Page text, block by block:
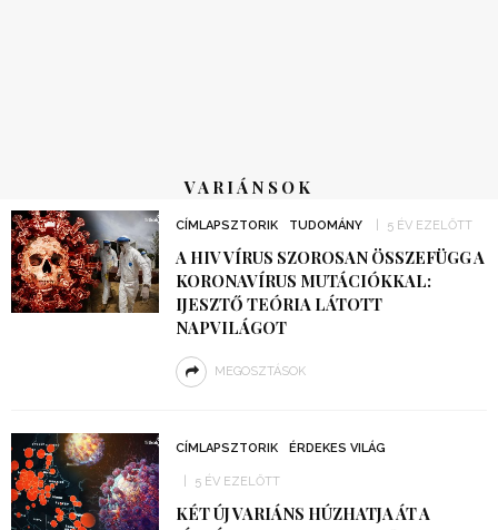
VARIÁNSOK
CÍMLAPSZTORIK TUDOMÁNY 5 ÉV EZELŐTT
A HIV VÍRUS SZOROSAN ÖSSZEFÜGG A
KORONAVÍRUS MUTÁCIÓKKAL:
IJESZTŐ TEÓRIA LÁTOTT
NAPVILÁGOT
MEGOSZTÁSOK
CÍMLAPSZTORIK ÉRDEKES VILÁG
5 ÉV EZELŐTT
KÉT ÚJ VARIÁNS HÚZHATJA ÁT A